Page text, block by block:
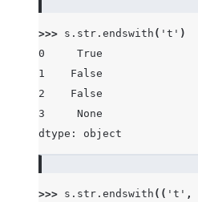
>>> s . str . endswith ( 't' )
0     True
1    False
2    False
3     None
dtype: object
>>> s . str . endswith (( 't' ,